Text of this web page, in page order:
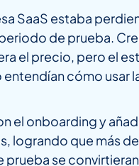
SaaS estaba
de prueba.
el precio, pero el
entendían cómo usar
el onboarding y
logrando que más
prueba se